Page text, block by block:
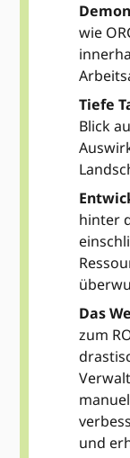
wie
Tiefe
Blick
hinter
Das
zum
und